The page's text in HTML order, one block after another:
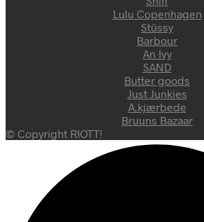
Lulu Copenhagen
Stüssy
Barbour
An Ivy
SAND
Butter goods
Just Junkies
A.kjærbede
Bruuns Bazaar
© Copyright RIOTT!